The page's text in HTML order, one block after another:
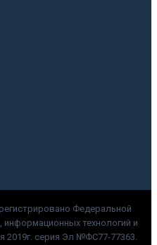
Федеральной
технологий и
2019г. серия Эл №ФС77-77363.